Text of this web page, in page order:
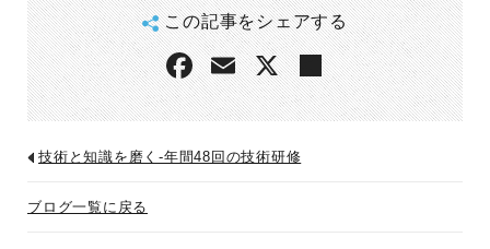
この記事をシェアする
技術と知識を磨く-年間48回の技術研修
ブログ一覧に戻る